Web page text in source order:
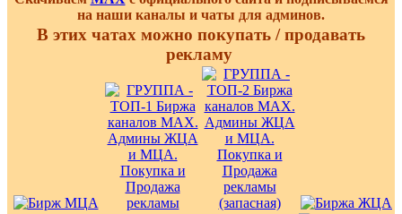
на наши каналы и чаты для админов.
В этих чатах можно покупать / продавать
рекламу